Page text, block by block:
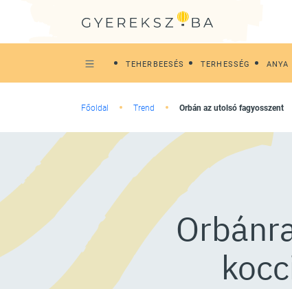
TEHERBEESÉS TERHESSÉG ANYA
Főoldal Trend Orbán az utolsó fagyosszent